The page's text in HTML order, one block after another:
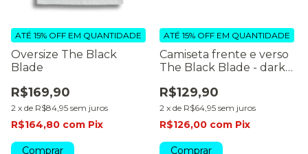
Oversize The Black
Blade
R$169,90
2 x de R$84,95 sem juros
ATÉ 15% OFF EM QUANTIDADE
R$164,80 com Pix
Comprar
Camiseta frente e verso
The Black Blade - dark
R$129,90
2 x de R$64,95 sem juros
ATÉ 15% OFF EM QUANTIDADE
R$126,00 com Pix
Comprar